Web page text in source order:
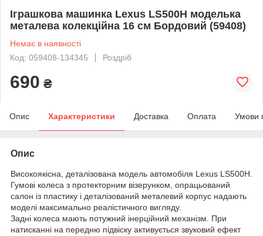
Іграшкова машинка Lexus LS500H моделька
металева колекційна 16 см Бордовий (59408)
Немає в наявності
Код: 059408-134345
Роздріб
690 ₴
Опис Характеристики Доставка Оплата Умови
Опис
Високоякісна, деталізована модель автомобіля Lexus LS500H.
Гумові колеса з протекторним візерунком, опрацьований
салон із пластику і деталізований металевий корпус надають
моделі максимально реалістичного вигляду.
Задні колеса мають потужний інерційний механізм. При
натисканні на передню підвіску активується звуковий ефект